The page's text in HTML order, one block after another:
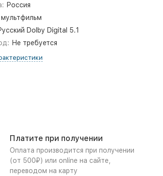
Россия
мультфильм
Dolby Digital 5.1
Не требуется
Платите при получении
Оплата производится при получении
(от 500₽) или online на сайте,
переводом на карту